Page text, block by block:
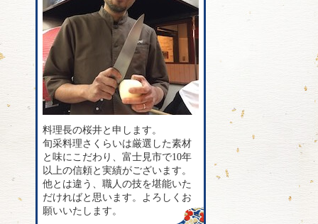
料理長の桜井と申します。
旬采料理さくらいは厳選した素材
と味にこだわり、富士見市で10年
以上の信頼と実績がございます。
他とは違う、職人の技を堪能いた
だければと思います。よろしくお
願いいたします。